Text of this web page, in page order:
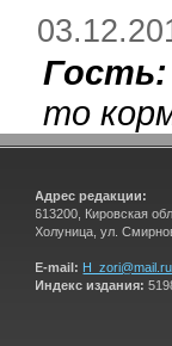
Гость:
то
Адрес редакции:
613200, Кировская
Холуница, ул.
E-mail: H_zori@mail.ru
Индекс издания: